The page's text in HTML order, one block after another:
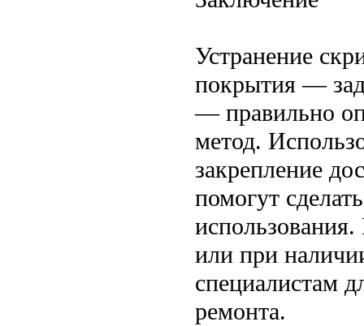
Устранение
покрытия —
— правильно
метод.
закрепление
помогут
или при
специалистам
ремонта.